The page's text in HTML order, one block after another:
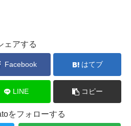
ェアする
Facebook はてブ
LINE コピー
をフォローする